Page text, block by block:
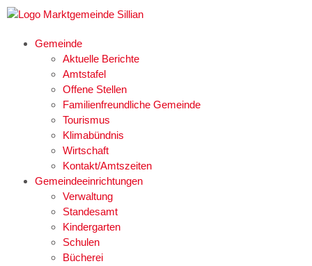
Gemeinde
Aktuelle Berichte
Amtstafel
Offene Stellen
Familienfreundliche Gemeinde
Tourismus
Klimabündnis
Wirtschaft
Kontakt/Amtszeiten
Gemeindeeinrichtungen
Verwaltung
Standesamt
Kindergarten
Schulen
Bücherei